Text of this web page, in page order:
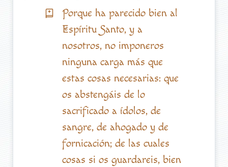
Porque ha parecido bien al
Espíritu Santo, y a
nosotros, no imponeros
ninguna carga más que
estas cosas necesarias: que
os abstengáis de lo
sacrificado a ídolos, de
sangre, de ahogado y de
fornicación; de las cuales
cosas si os guardareis, bien